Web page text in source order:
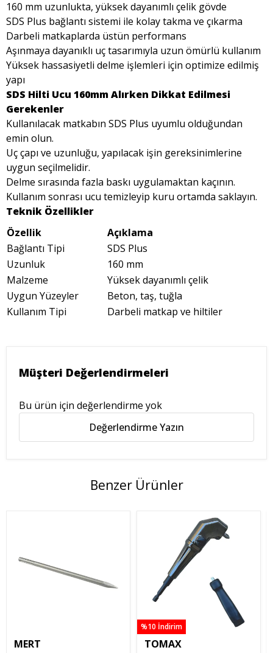
160 mm uzunlukta, yüksek dayanımlı çelik gövde
SDS Plus bağlantı sistemi ile kolay takma ve çıkarma
Darbeli matkaplarda üstün performans
Aşınmaya dayanıklı uç tasarımıyla uzun ömürlü kullanım
Yüksek hassasiyetli delme işlemleri için optimize edilmiş
yapı
SDS Hilti Ucu 160mm Alırken Dikkat Edilmesi
Gerekenler
Kullanılacak matkabın SDS Plus uyumlu olduğundan
emin olun.
Uç çapı ve uzunluğu, yapılacak işin gereksinimlerine
uygun seçilmelidir.
Delme sırasında fazla baskı uygulamaktan kaçının.
Kullanım sonrası ucu temizleyip kuru ortamda saklayın.
Teknik Özellikler
Özellik
Açıklama
Bağlantı Tipi
SDS Plus
Uzunluk
160 mm
Malzeme
Yüksek dayanımlı çelik
Uygun Yüzeyler
Beton, taş, tuğla
Kullanım Tipi
Darbeli matkap ve hiltiler
Müşteri Değerlendirmeleri
Bu ürün için değerlendirme yok
Değerlendirme Yazın
Benzer Ürünler
MERT
%10 İndirim
TOMAX